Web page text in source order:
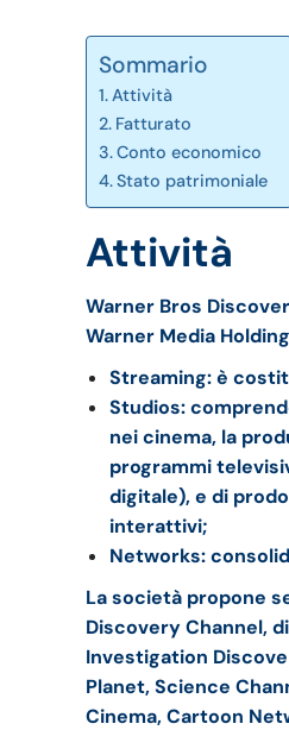
Sommario
Attività
Fatturato
Conto economico
Stato patrimoniale
Attività
Warner Bros
Warner Media
Streaming: è
Studios:
nei cinema, la
programmi
digitale), e di
interattivi;
Networks:
La società propone
Discovery Channel,
Investigation
Planet, Science
Cinema, Cartoon